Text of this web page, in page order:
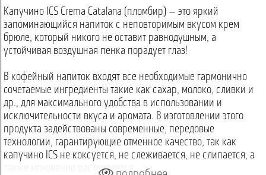
Капучино ICS Crema Catalana (пломбир) — это яркий
запоминающийся напиток с неповторимым вкусом крем
брюле, который никого не оставит равнодушным, а
устойчивая воздушная пенка порадует глаз!
В кофейный напиток входят все необходимые гармонично
сочетаемые ингредиенты такие как сахар, молоко, сливки и
др., для максимального удобства в использовании и
исключительности вкуса и аромата. В изготовлении этого
продукта задействованы современные, передовые
технологии, гарантирующие отменное качество, так как
капучино ICS не коксуется, не слеживается, не слипается, а
также мгновенно растворяется.